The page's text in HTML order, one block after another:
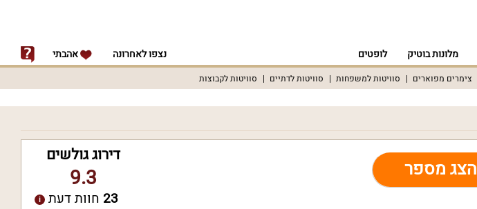
מלונות בוטיק לופטים נצפו לאחרונה אהבתי
צימרים מפוארים סוויטות למשפחות סוויטות לדתיים סוויטות לקבוצות
הצג מספר
דירוג גולשים
9.3
23 חוות דעת